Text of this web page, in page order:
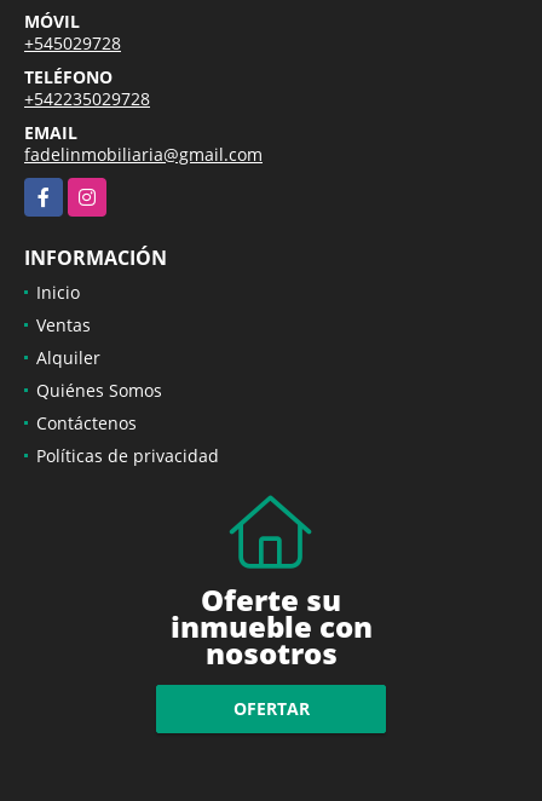
MÓVIL
+545029728
TELÉFONO
+542235029728
EMAIL
fadelinmobiliaria@gmail.com
FacebookInstagram
INFORMACIÓN
Inicio
Ventas
Alquiler
Quiénes Somos
Contáctenos
Políticas de privacidad
Oferte su
inmueble con
nosotros
OFERTAR